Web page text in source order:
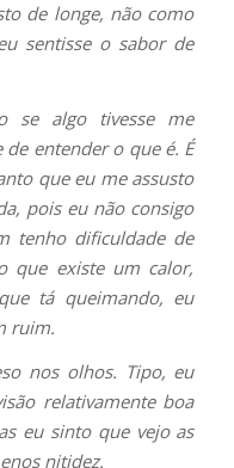
de longe, não como
sentisse o sabor de
se algo tivesse me
entender o que é. É
que eu me assusto
pois eu não consigo
tenho dificuldade de
que existe um calor,
tá queimando, eu
ruim.
nos olhos. Tipo, eu
relativamente boa
eu sinto que vejo as
nitidez.